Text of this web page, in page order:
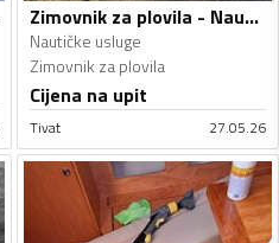
Zimovnik za plovila - Nautičke usluge
Nautičke usluge
Zimovnik za plovila
Cijena na upit
Tivat 27.05.26